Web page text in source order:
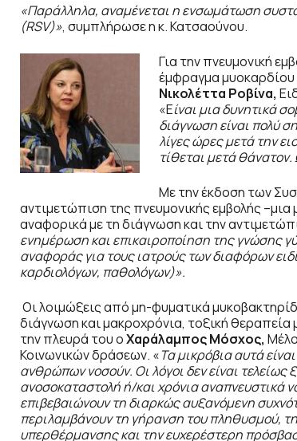
«Παράλληλα, αναμένεται η ενσωμάτωση
(RSV)», συμπλήρωσε η κ. Κατσαούνου.
Για την πνευμονική
έμφραγμα μυοκαρδίου
Νικολέττα Ροβίνα,
«Είναι μια δυνητικά
διάγνωση είναι πολύ
λίγες ώρες μετά την
τίθεται μετά
Με την έκδοση των
αντιμετώπιση της πνευμονικής εμβολής
αναφορικά με τη διάγνωση και την
ενημέρωση και επικαιροποίηση της γνώσης
αναφοράς για τους ιατρούς των διαφόρων
καρδιολόγων, παθολόγων)».
Οι λοιμώξεις από μη-φυματικά
διάγνωση και μακροχρόνια, τοξική
την πλευρά του οΧαράλαμπος Μόσχος,
Κοινωνικών δράσεων. «Τα μικρόβια αυτά
ανθρώπων νοσούν. Οι λόγοι δεν είναι τελείως
ανοσοκαταστολή ή/και χρόνια αναπνευστικά
επιβεβαιώνουν τη διαρκώς αυξανόμενη
περιλαμβάνουν τη γήρανση του πληθυσμού,
υπερθέρμανσης και την ευχερέστερη